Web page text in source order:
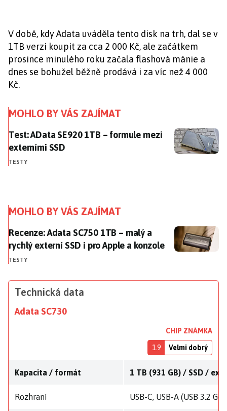
V době, kdy Adata uváděla tento disk na trh, dal se v
1TB verzi koupit za cca 2 000 Kč, ale začátkem
prosince minulého roku začala flashová mánie a
dnes se bohužel běžně prodává i za víc než 4 000
Kč.
MOHLO BY VÁS ZAJÍMAT
Test: AData SE920 1TB – formule mezi externími SSD
Test: AData SE920 1TB – formule mezi
externími SSD
TESTY
MOHLO BY VÁS ZAJÍMAT
Recenze: Adata SC750 1TB – malý a rychlý externí
Recenze: Adata SC750 1TB – malý a
rychlý externí SSD i pro Apple a konzole
TESTY
Technická data
Adata SC730
CHIP ZNÁMKA
1.9 Velmi dobrý
Kapacita / formát 1 TB (931 GB) / SSD /
Rozhraní USB-C, USB-A (USB 3.2